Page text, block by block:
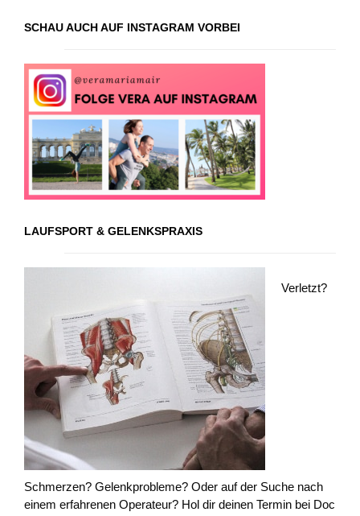
SCHAU AUCH AUF INSTAGRAM VORBEI
LAUFSPORT & GELENKSPRAXIS
Verletzt?
Schmerzen? Gelenkprobleme? Oder auf der Suche nach
einem erfahrenen Operateur? Hol dir deinen Termin bei Doc